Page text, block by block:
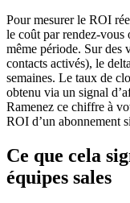
Pour mesurer le ROI
le coût par rendez-
même période. Sur des
contacts activés), le
semaines. Le taux de
obtenu via un signal
Ramenez ce chiffre à
ROI d’un abonnement
Ce que cela
équipes sales